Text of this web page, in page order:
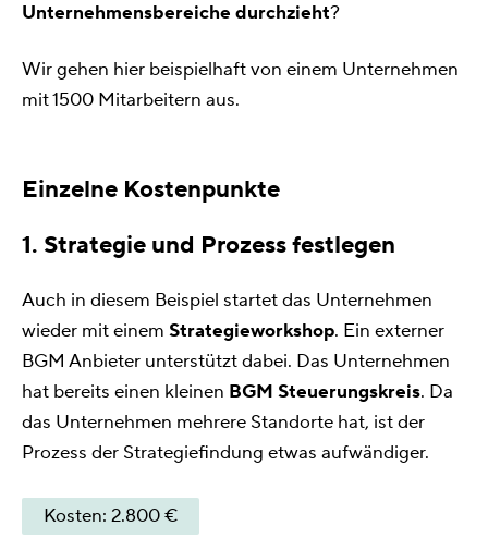
Unternehmensbereiche durchzieht?
Wir gehen hier beispielhaft von einem Unternehmen
mit 1500 Mitarbeitern aus.
Einzelne Kostenpunkte
1. Strategie und Prozess festlegen
Auch in diesem Beispiel startet das Unternehmen
wieder mit einem Strategieworkshop. Ein externer
BGM Anbieter unterstützt dabei. Das Unternehmen
hat bereits einen kleinen BGM Steuerungskreis. Da
das Unternehmen mehrere Standorte hat, ist der
Prozess der Strategiefindung etwas aufwändiger.
Kosten: 2.800 €